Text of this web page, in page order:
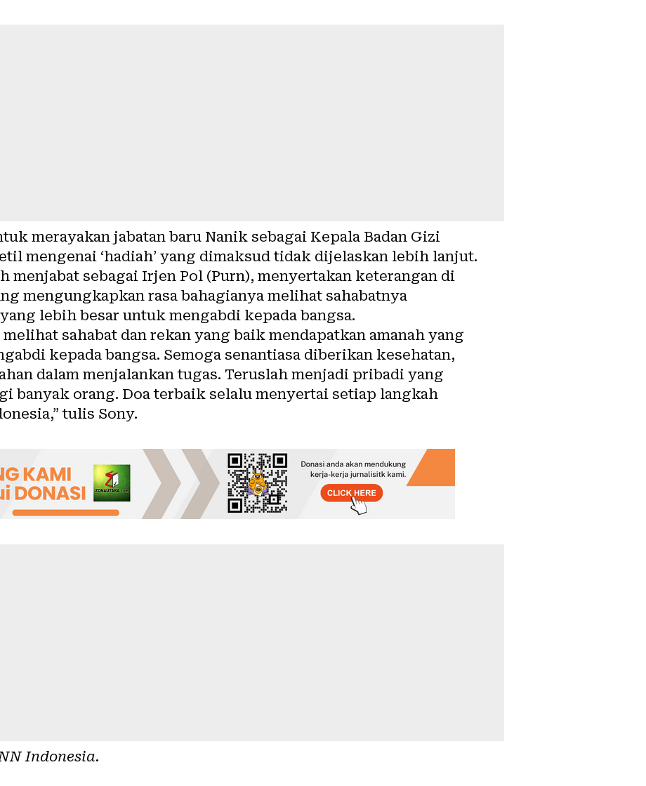
merayakan jabatan baru Nanik sebagai Kepala Badan Gizi
mengenai ‘hadiah’ yang dimaksud tidak dijelaskan lebih lanjut.
menjabat sebagai Irjen Pol (Purn), menyertakan keterangan di
mengungkapkan rasa bahagianya melihat sahabatnya
lebih besar untuk mengabdi kepada bangsa.
sahabat dan rekan yang baik mendapatkan amanah yang
kepada bangsa. Semoga senantiasa diberikan kesehatan,
dalam menjalankan tugas. Teruslah menjadi pribadi yang
banyak orang. Doa terbaik selalu menyertai setiap langkah
tulis Sony.
Indonesia.